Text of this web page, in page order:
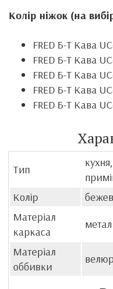
Колір ніжок (на
FRED Б-Т Кава
FRED Б-Т Кава
FRED Б-Т Кава
FRED Б-Т Кава
FRED Б-Т Кава
Тип
Колір
Матеріал
каркаса
метал
Матеріал
оббивки
велюр